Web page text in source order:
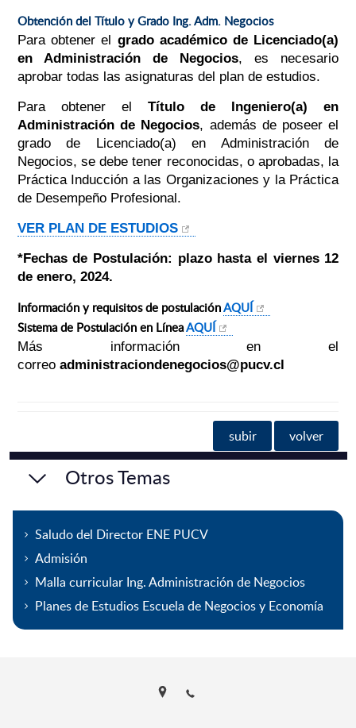
Obtención del Título y Grado Ing. Adm. Negocios
Para obtener el grado académico de Licenciado(a)
en Administración de Negocios, es necesario
aprobar todas las asignaturas del plan de estudios.
Para obtener el Título de Ingeniero(a) en
Administración de Negocios, además de poseer el
grado de Licenciado(a) en Administración de
Negocios, se debe tener reconocidas, o aprobadas, la
Práctica Inducción a las Organizaciones y la Práctica
de Desempeño Profesional.
VER PLAN DE ESTUDIOS
*Fechas de Postulación: plazo hasta el viernes 12
de enero, 2024.
Información y requisitos de postulaciónAQUÍ
Sistema de Postulación en LíneaAQUÍ
Más información en el
correo administraciondenegocios@pucv.cl
subir volver
Otros Temas
Saludo del Director ENE PUCV
Admisión
Malla curricular Ing. Administración de Negocios
Planes de Estudios Escuela de Negocios y Economía